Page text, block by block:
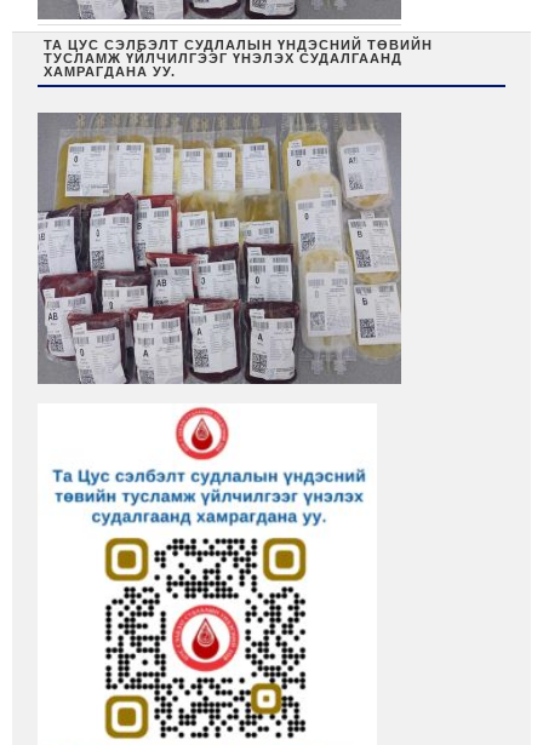
ТА ЦУС СЭЛБЭЛТ СУДЛАЛЫН ҮНДЭСНИЙ ТӨВИЙН
ТУСЛАМЖ ҮЙЛЧИЛГЭЭГ ҮНЭЛЭХ СУДАЛГААНД
ХАМРАГДАНА УУ.